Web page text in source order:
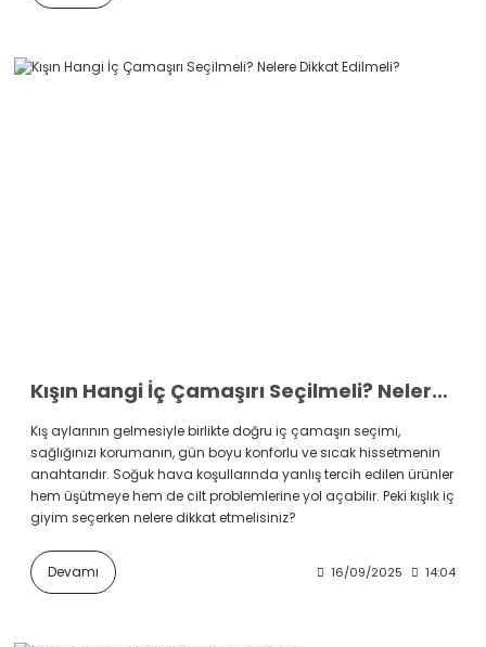
Kışın Hangi İç Çamaşırı Seçilmeli? Nelere Dikkat Edilmeli?
Kış aylarının gelmesiyle birlikte doğru iç çamaşırı seçimi,
sağlığınızı korumanın, gün boyu konforlu ve sıcak hissetmenin
anahtarıdır. Soğuk hava koşullarında yanlış tercih edilen ürünler
hem üşütmeye hem de cilt problemlerine yol açabilir. Peki kışlık iç
giyim seçerken nelere dikkat etmelisiniz?
Devamı 16/09/2025 14:04